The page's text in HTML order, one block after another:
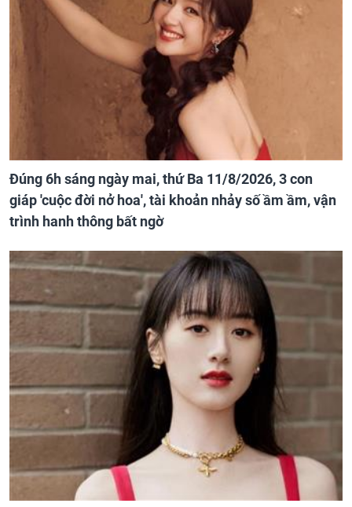
Đúng 6h sáng ngày mai, thứ Ba 11/8/2026, 3 con
giáp 'cuộc đời nở hoa', tài khoản nhảy số ầm ầm, vận
trình hanh thông bất ngờ